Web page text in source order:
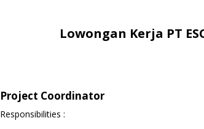
Lowongan Kerja PT
Project Coordinator
Responsibilities :